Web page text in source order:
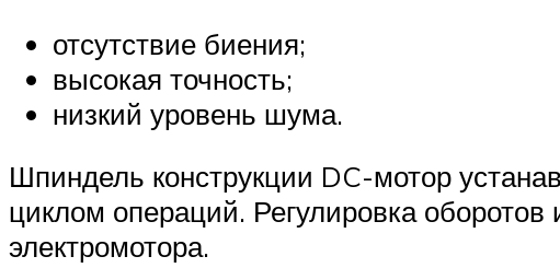
отсутствие биения;
высокая точность;
низкий уровень шума.
Шпиндель конструкции DC-мотор
циклом операций. Регулировка
электромотора.